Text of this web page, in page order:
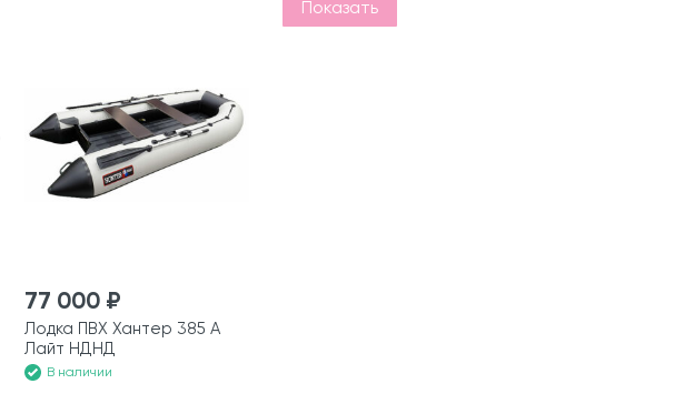
77 000 ₽
Лодка ПВХ Хантер 385 А
Лайт НДНД
В наличии
Показать